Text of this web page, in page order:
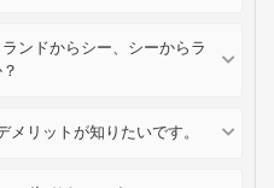
ンドからシー、シーからラ
リットが知りたいです。